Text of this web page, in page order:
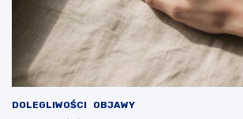
DOLEGLIWOŚCI OBJAWY